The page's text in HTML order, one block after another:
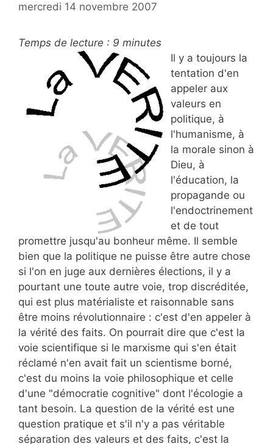
mercredi 14 novembre 2007
Temps de lecture : 9 minutes
Il y a toujours la
tentation d'en
appeler aux
valeurs en
politique, à
l'humanisme, à
la morale sinon à
Dieu, à
l'éducation, la
propagande ou
l'endoctrinement
et de tout
promettre jusqu'au bonheur même. Il semble
bien que la politique ne puisse être autre chose
si l'on en juge aux dernières élections, il y a
pourtant une toute autre voie, trop discréditée,
qui est plus matérialiste et raisonnable sans
être moins révolutionnaire : c'est d'en appeler à
la vérité des faits. On pourrait dire que c'est la
voie scientifique si le marxisme qui s'en était
réclamé n'en avait fait un scientisme borné,
c'est du moins la voie philosophique et celle
d'une "démocratie cognitive" dont l'écologie a
tant besoin. La question de la vérité est une
question pratique et s'il n'y a pas véritable
séparation des valeurs et des faits, c'est la